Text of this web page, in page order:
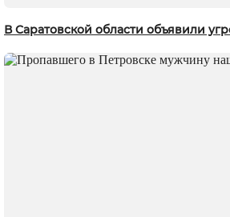
В Саратовской области объявили